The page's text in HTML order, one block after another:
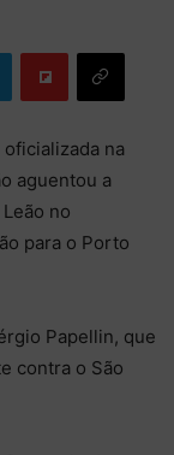
na
aguentou a
no
para o Porto
Papellin, que
contra o São